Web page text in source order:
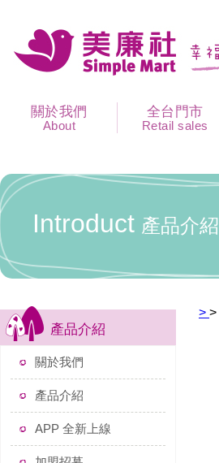
關於我們
About
全台門市
Retail sales
Introduct 產品介紹
產品介紹
關於我們
產品介紹
APP 全新上線
> >